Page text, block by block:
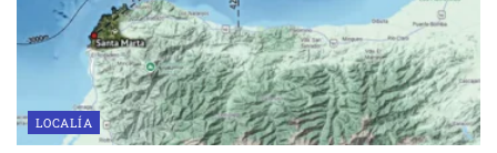
LOCALÍA